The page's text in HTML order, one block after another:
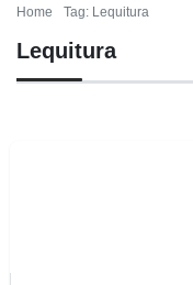
Home Tag: Lequitura
Lequitura